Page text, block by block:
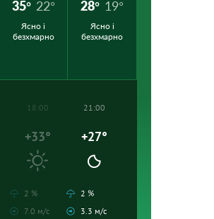
35° 22°
Ясно і
безхмарно
28° 19°
Ясно і
безхмарно
18:00
+33°
2 %
7.0 м/с
21:00
+27°
2 %
3.3 м/с